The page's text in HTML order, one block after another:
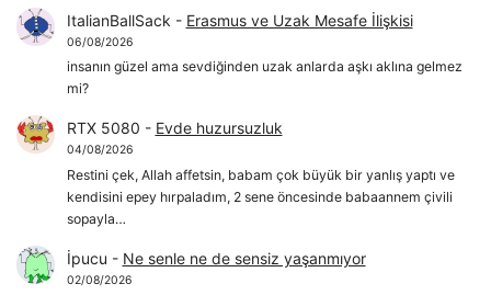
ItalianBallSack - Erasmus ve Uzak Mesafe İlişkisi
06/08/2026
insanın güzel ama sevdiğinden uzak anlarda aşkı aklına gelmez
mi?
RTX 5080 - Evde huzursuzluk
04/08/2026
Restini çek, Allah affetsin, babam çok büyük bir yanlış yaptı ve
kendisini epey hırpaladım, 2 sene öncesinde babaannem çivili
sopayla…
İpucu - Ne senle ne de sensiz yaşanmıyor
02/08/2026